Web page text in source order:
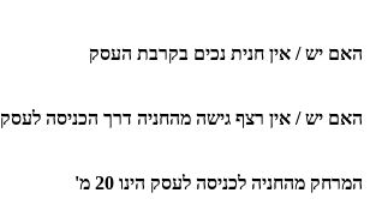
האם יש / אין חנית נכים בקרבת העסק
האם יש / אין רצף גישה מהחניה דרך הכניסה לעסק
המרחק מהחניה לכניסה לעסק הינו 20 מ'